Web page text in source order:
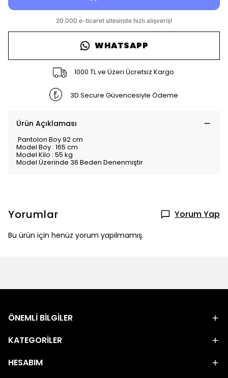
WHATSAPP
1000 TL ve Üzeri Ücretsiz Kargo
3D Secure Güvencesiyle Ödeme
Ürün Açıklaması
Pantolon Boy 92 cm
Model Boy : 165 cm
Model Kilo : 55 kg
Model Üzerinde 36 Beden Denenmiştir
Yorumlar Yorum Yap
Bu ürün için henüz yorum yapılmamış.
ÖNEMLİ BİLGİLER
KATEGORİLER
HESABIM